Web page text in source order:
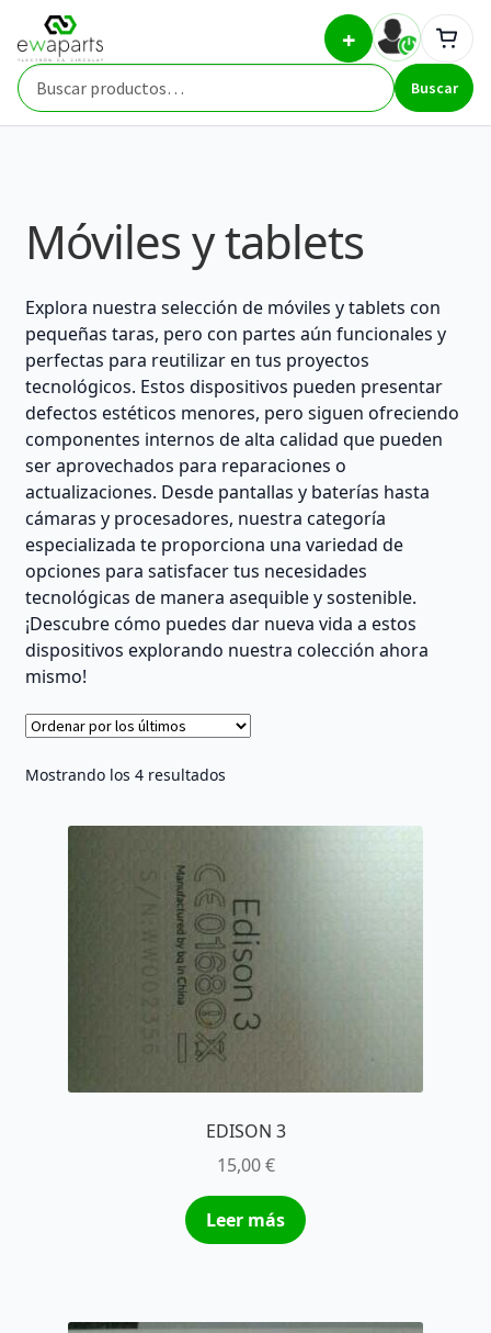
navegación
contenido
Buscar
por:
Buscar
+
Inicio Móviles y tablets
Móviles y tablets
Explora nuestra selección de móviles y tablets con
pequeñas taras, pero con partes aún funcionales y
perfectas para reutilizar en tus proyectos
tecnológicos. Estos dispositivos pueden presentar
defectos estéticos menores, pero siguen ofreciendo
componentes internos de alta calidad que pueden
ser aprovechados para reparaciones o
actualizaciones. Desde pantallas y baterías hasta
cámaras y procesadores, nuestra categoría
especializada te proporciona una variedad de
opciones para satisfacer tus necesidades
tecnológicas de manera asequible y sostenible.
¡Descubre cómo puedes dar nueva vida a estos
dispositivos explorando nuestra colección ahora
mismo!
Mostrando los 4 resultadosOrdenado
EDISON 3
15,00€
Leer más